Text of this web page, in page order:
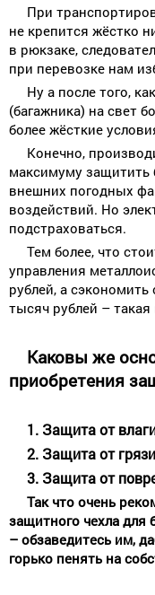
При
не крепится жёстко
в рюкзаке,
при перевозке нам
Ну а после того,
(багажника) на свет
более жёсткие
Конечно,
максимуму защитить
внешних погодных
воздействий. Но
подстраховаться.
Тем более, что
управления
рублей, а
тысяч рублей –
Каковы же
приобретения
1. Защита от
2. Защита от
3. Защита от
Так что очень
защитного чехла для
– обзаведитесь им,
горько пенять на